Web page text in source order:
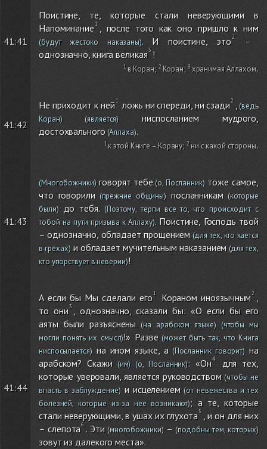
41:41
Поистине, те, которые стали неверующими в
Напоминание
, после того как оно пришло к ним
(будут жестоко наказаны). И поистине, это
–
однозначно, книга великая !
в Коран; Коран; хранимая Аллахом.
41:42
Не приходит к ней ложь ни спереди, ни сзади
(ведь
Коран)(является)
ниспосланием мудрого,
достохвального(Аллаха).
к этой Книге – Корану; ни с какой стороны.
41:43
(Многобожники)говорят тебе(о, Посланник)тоже самое,
что говорили(прежние общины) посланникам(которые
были)до тебя.(Поэтому, терпи все то, что происходит с
тобой на пути призыва к Аллаху). Поистине, Господь твой
– однозначно, обладает прощением (для тех, кто кается
в грехах)и обладает мучительным наказанием (для тех,
кто упорствует в неверии)!
41:44
А если бы Мы сделали его Кораном иноязычным ,
то они , однозначно, сказали бы: «О если бы его
аяты были разъяснены (на арабском языке)(чтобы мы
могли понять их смысл)!» Разве(может быть так, что Книга
ниспосылается)на ином языке, а(Посланник говорит) на
арабском? Скажи(им) (о, Посланник): «Он
для тех,
которые уверовали, является руководством(чтобы не
впасть в заблуждение)и исцелением(от невежества и тех
болезней, которые из-за нее возникают); а те, которые
стали неверующими, в ушах их глухота , и он для них
– слепота . Эти(многобожники)– (подобны тем, которых)
зовут из далекого места».